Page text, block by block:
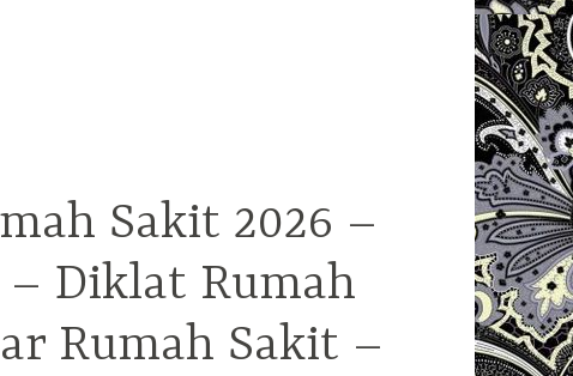
Sakit 2026 –
Diklat Rumah
Rumah Sakit –